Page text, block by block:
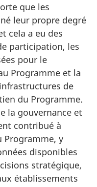
que les
leur propre degré
cela a eu des
participation, les
pour le
Programme et la
de
du Programme.
la gouvernance et
contribué à
Programme, y
disponibles
stratégique,
établissements